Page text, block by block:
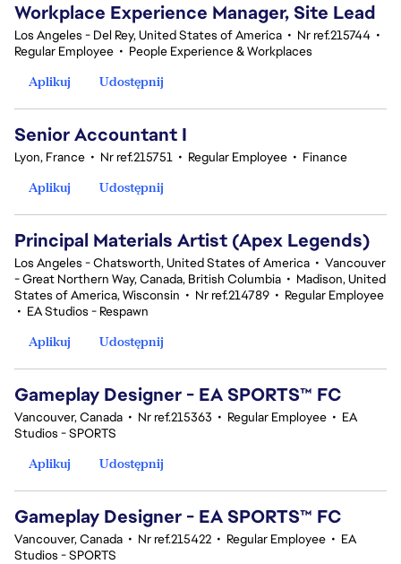
Workplace Experience Manager, Site Lead
Los Angeles - Del Rey, United States of America • Nr ref.215744 •
Regular Employee • People Experience & Workplaces
Aplikuj
Udostępnij
Senior Accountant I
Lyon, France • Nr ref.215751 • Regular Employee • Finance
Aplikuj
Udostępnij
Principal Materials Artist (Apex Legends)
Los Angeles - Chatsworth, United States of America • Vancouver
- Great Northern Way, Canada, British Columbia • Madison, United
States of America, Wisconsin • Nr ref.214789 • Regular Employee
• EA Studios - Respawn
Aplikuj
Udostępnij
Gameplay Designer - EA SPORTS™ FC
Vancouver, Canada • Nr ref.215363 • Regular Employee • EA
Studios - SPORTS
Aplikuj
Udostępnij
Gameplay Designer - EA SPORTS™ FC
Vancouver, Canada • Nr ref.215422 • Regular Employee • EA
Studios - SPORTS